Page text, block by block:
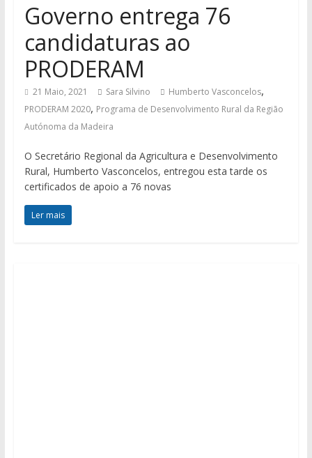
Governo entrega 76
candidaturas ao
PRODERAM
21 Maio, 2021 Sara Silvino Humberto Vasconcelos,
PRODERAM 2020, Programa de Desenvolvimento Rural da Região
Autónoma da Madeira
O Secretário Regional da Agricultura e Desenvolvimento
Rural, Humberto Vasconcelos, entregou esta tarde os
certificados de apoio a 76 novas
Ler mais